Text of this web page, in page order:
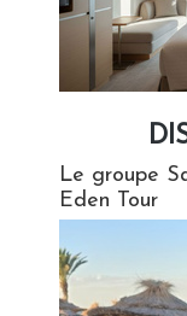
Le groupe
Eden Tour